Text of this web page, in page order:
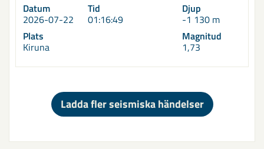
Datum
2026-07-22
Tid
01:16:49
Magnitud
1,73
Plats
Kiruna
Djup
-1 130 m
Ladda fler seismiska händelser